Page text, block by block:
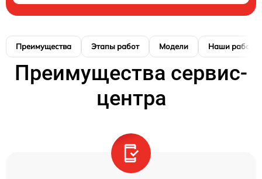
Преимущества Этапы работ Модели Наши работы
Преимущества сервис-
центра